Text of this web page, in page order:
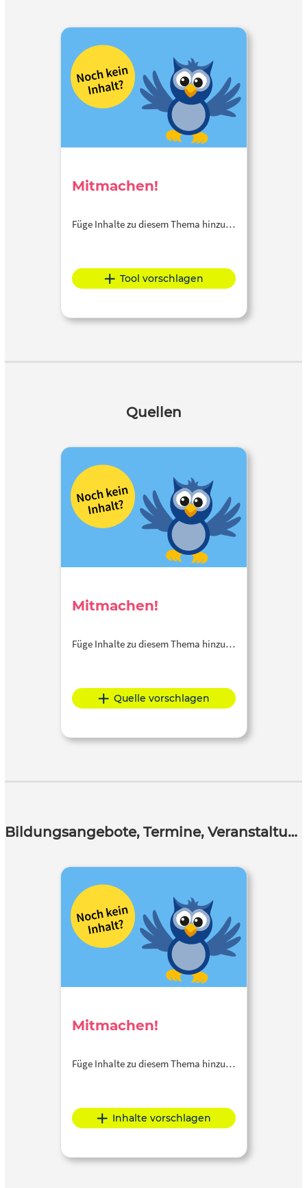
Mitmachen!
Füge Inhalte zu diesem Thema hinzu…
Tool vorschlagen
Quellen
Mitmachen!
Füge Inhalte zu diesem Thema hinzu…
Quelle vorschlagen
Bildungsangebote, Termine, Veranstaltungen
Mitmachen!
Füge Inhalte zu diesem Thema hinzu…
Inhalte vorschlagen